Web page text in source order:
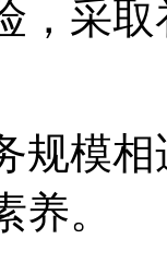
，采
规模
。